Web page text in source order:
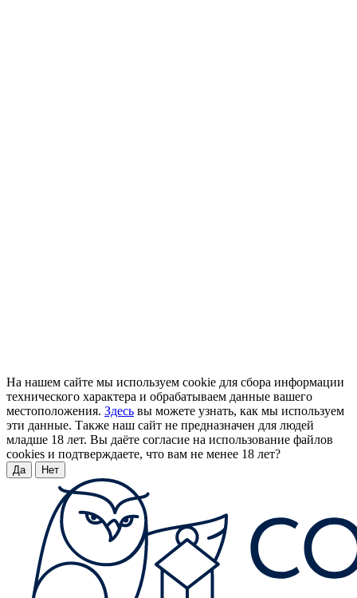
На нашем сайте мы используем cookie для сбора информации
технического характера и обрабатываем данные вашего
местоположения. Здесь вы можете узнать, как мы используем
эти данные. Также наш сайт не предназначен для людей
младше 18 лет. Вы даёте согласие на использование файлов
cookies и подтверждаете, что вам не менее 18 лет?
Да Нет